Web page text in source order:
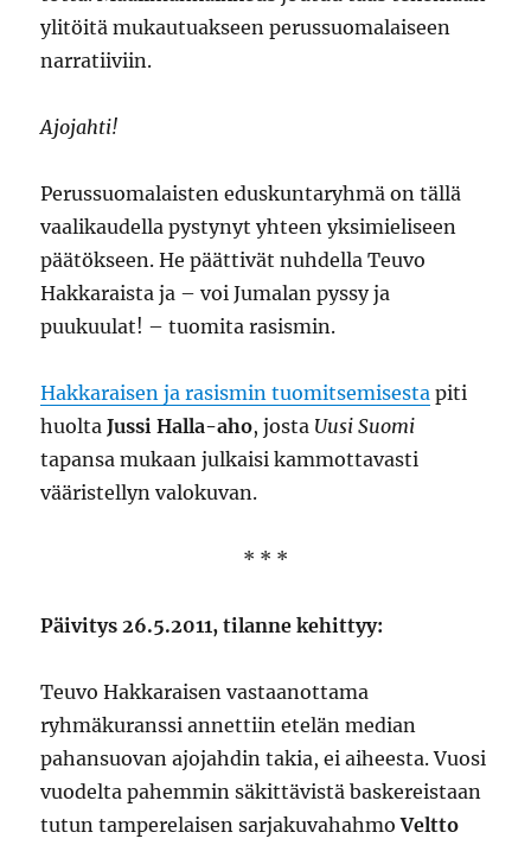
ylitöitä mukautuakseen perussuomalaiseen
narratiiviin.
Ajojahti!
Perussuomalaisten eduskuntaryhmä on tällä
vaalikaudella pystynyt yhteen yksimieliseen
päätökseen. He päättivät nuhdella Teuvo
Hakkaraista ja – voi Jumalan pyssy ja
puukuulat! – tuomita rasismin.
Hakkaraisen ja rasismin tuomitsemisesta piti
huoltaJussi Halla-aho, josta Uusi Suomi
tapansa mukaan julkaisi kammottavasti
vääristellyn valokuvan.
* * *
Päivitys 26.5.2011, tilanne kehittyy:
Teuvo Hakkaraisen vastaanottama
ryhmäkuranssi annettiin etelän median
pahansuovan ajojahdin takia, ei aiheesta. Vuosi
vuodelta pahemmin säkittävistä baskereistaan
tutun tamperelaisen sarjakuvahahmoVeltto